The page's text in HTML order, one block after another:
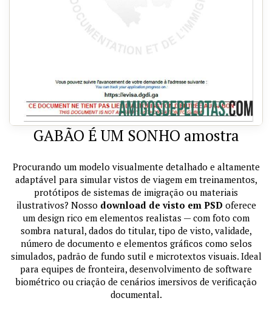
GABÃO É UM SONHO amostra
Procurando um modelo visualmente detalhado e altamente
adaptável para simular vistos de viagem em treinamentos,
protótipos de sistemas de imigração ou materiais
ilustrativos? Nosso download de visto em PSD oferece
um design rico em elementos realistas — com foto com
sombra natural, dados do titular, tipo de visto, validade,
número de documento e elementos gráficos como selos
simulados, padrão de fundo sutil e microtextos visuais. Ideal
para equipes de fronteira, desenvolvimento de software
biométrico ou criação de cenários imersivos de verificação
documental.